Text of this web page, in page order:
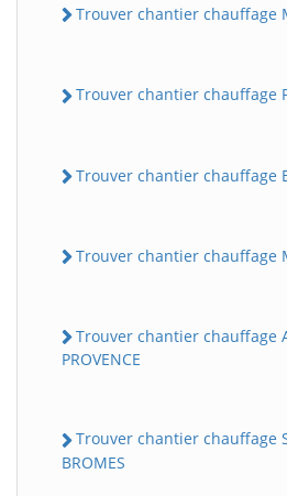
Trouver chantier chauffage
Trouver chantier chauffage
Trouver chantier chauffage
Trouver chantier chauffage
Trouver chantier chauffage
PROVENCE
Trouver chantier chauffage
BROMES